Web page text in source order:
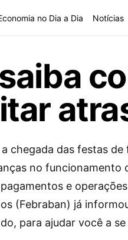
no Dia a Dia Notícias
a chegada das festas
no funcionamento
e
(Febraban) já
para ajudar você a